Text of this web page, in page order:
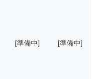
[準備中] [準備中]